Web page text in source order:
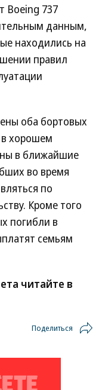
Boeing 737
данным,
находились на
правил
оба бортовых
в хорошем
в ближайшие
во время
по
Кроме того
погибли в
семьям
читайте в
Поделиться